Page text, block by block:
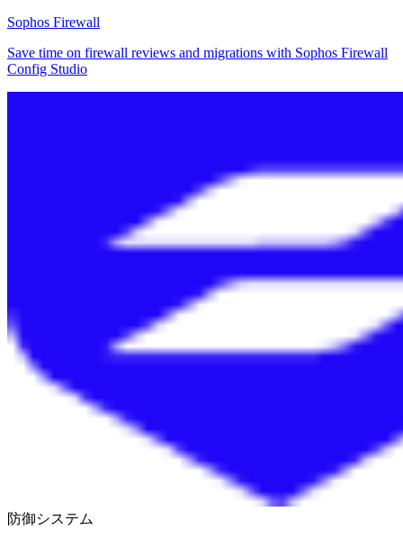
Sophos Firewall
Save time on firewall reviews and migrations with Sophos Firewall
Config Studio
防御システム